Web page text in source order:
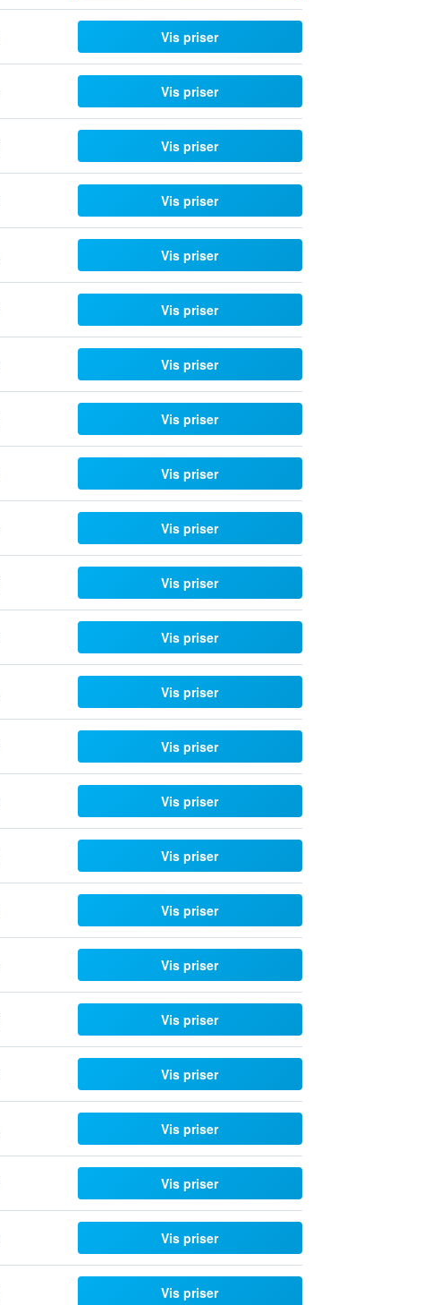
Vis priser
Vis priser
Vis priser
Vis priser
Vis priser
Vis priser
Vis priser
Vis priser
Vis priser
Vis priser
Vis priser
Vis priser
Vis priser
Vis priser
Vis priser
Vis priser
Vis priser
Vis priser
Vis priser
Vis priser
Vis priser
Vis priser
Vis priser
Vis priser